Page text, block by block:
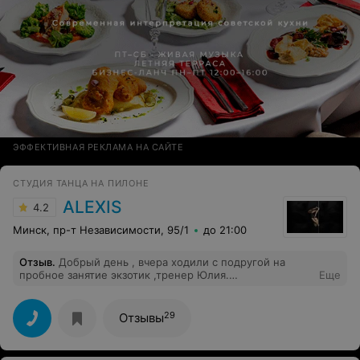
ЭФФЕКТИВНАЯ РЕКЛАМА НА САЙТЕ
СТУДИЯ ТАНЦА НА ПИЛОНЕ
4.2 ALEXIS
Минск, пр-т Независимости, 95/1 до 21:00
Отзыв. Добрый день , вчера ходили с подругой на
пробное занятие экзотик ,тренер Юлия.
администратором Александром , о том что мы не
умеем ничего от слова совсем , и нам он
порекомендовал именно этого тренера . На занятиях
было около 7 человек ( 5 девочек уже умели
танцевать и мы двое новички) Судя по отношению
Еще
Отзывы29